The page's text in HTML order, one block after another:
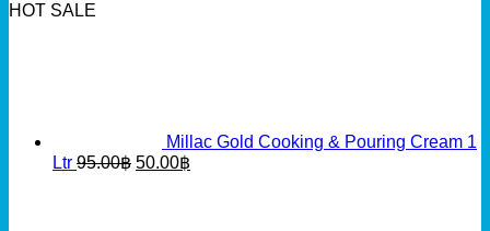
HOT SALE
Millac Gold Cooking & Pouring Cream 1
Ltr 95.00฿ Original
50.00฿